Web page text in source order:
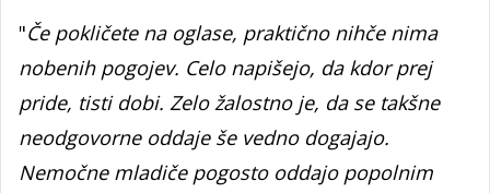
"Če pokličete na oglase, praktično nihče nima
nobenih pogojev. Celo napišejo, da kdor prej
pride, tisti dobi. Zelo žalostno je, da se takšne
neodgovorne oddaje še vedno dogajajo.
Nemočne mladiče pogosto oddajo popolnim